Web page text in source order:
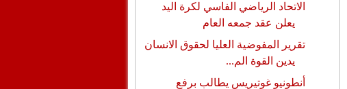
الاتحاد الرياضي الفاسي لكرة اليد
يعلن عقد جمعه العام
تقرير المفوضية العليا لحقوق الانسان
يدين القوة الم...
أنطونيو غوتيريس يطالب برفع